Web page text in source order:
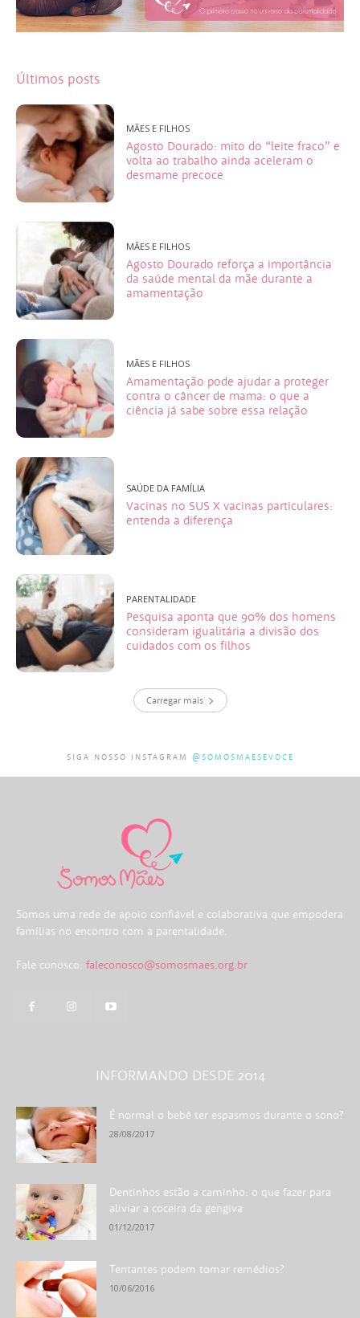
Últimos posts
MÃES E FILHOS
Agosto Dourado: mito do “leite fraco” e
volta ao trabalho ainda aceleram o
desmame precoce
MÃES E FILHOS
Agosto Dourado reforça a importância
da saúde mental da mãe durante a
amamentação
MÃES E FILHOS
Amamentação pode ajudar a proteger
contra o câncer de mama: o que a
ciência já sabe sobre essa relação
SAÚDE DA FAMÍLIA
Vacinas no SUS X vacinas particulares:
entenda a diferença
PARENTALIDADE
Pesquisa aponta que 90% dos homens
consideram igualitária a divisão dos
cuidados com os filhos
Carregar mais
SIGA NOSSO INSTAGRAM @SOMOSMAESEVOCE
Somos uma rede de apoio confiável e colaborativa que empodera
famílias no encontro com a parentalidade.
Fale conosco: faleconosco@somosmaes.org.br
INFORMANDO DESDE 2014
É normal o bebê ter espasmos durante o sono?
28/08/2017
Dentinhos estão a caminho: o que fazer para
aliviar a coceira da gengiva
01/12/2017
Tentantes podem tomar remédios?
10/06/2016